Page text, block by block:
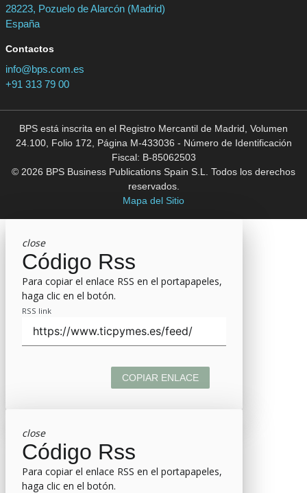
28223, Pozuelo de Alarcón (Madrid)
España
Contactos
info@bps.com.es
+91 313 79 00
BPS está inscrita en el Registro Mercantil de Madrid, Volumen
24.100, Folio 172, Página M-433036 - Número de Identificación
Fiscal: B-85062503
© 2026 BPS Business Publications Spain S.L. Todos los derechos
reservados.
Mapa del Sitio
close
Código Rss
Para copiar el enlace RSS en el portapapeles,
haga clic en el botón.
RSS link
COPIAR ENLACE
close
Código Rss
Para copiar el enlace RSS en el portapapeles,
haga clic en el botón.